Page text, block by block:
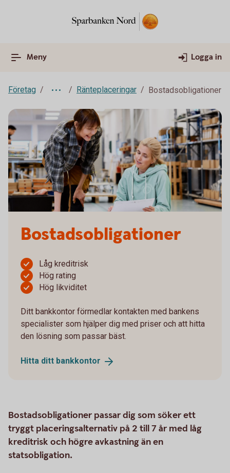
Meny Logga in
Företag Ränteplaceringar Bostadsobligationer
Bostadsobligationer
Låg kreditrisk
Hög rating
Hög likviditet
Ditt bankkontor förmedlar kontakten med bankens
specialister som hjälper dig med priser och att hitta
den lösning som passar bäst.
Hitta ditt bankkontor
Bostadsobligationer passar dig som söker ett
tryggt placeringsalternativ på 2 till 7 år med låg
kreditrisk och högre avkastning än en
statsobligation.